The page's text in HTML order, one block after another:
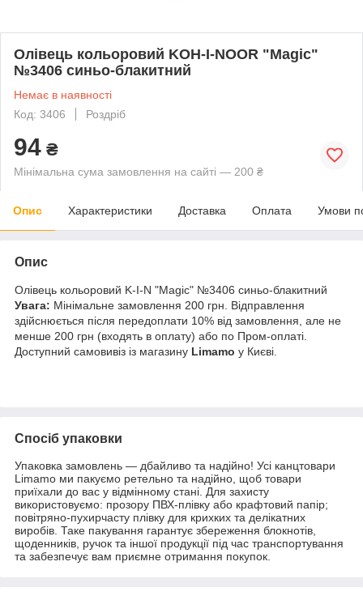
Олівець кольоровий KOH-I-NOOR "Magic"
№3406 синьо-блакитний
Немає в наявності
Код: 3406
Роздріб
94 ₴
Мінімальна сума замовлення на сайті — 200 ₴
Опис Характеристики Доставка Оплата Умови
Опис
Олівець кольоровий K-I-N "Magic" №3406 синьо-блакитний
Увага: Мінімальне замовлення 200 грн. Відправлення
здійснюється після передоплати 10% від замовлення, але не
менше 200 грн (входять в оплату) або по Пром-оплаті.
Доступний самовивіз із магазину Limamo у Києві.
Спосіб упаковки
Упаковка замовлень — дбайливо та надійно! Усі канцтовари
Limamo ми пакуємо ретельно та надійно, щоб товари
приїхали до вас у відмінному стані. Для захисту
використовуємо: прозору ПВХ-плівку або крафтовий папір;
повітряно-пухирчасту плівку для крихких та делікатних
виробів. Таке пакування гарантує збереження блокнотів,
щоденників, ручок та іншої продукції під час транспортування
та забезпечує вам приємне отримання покупок.